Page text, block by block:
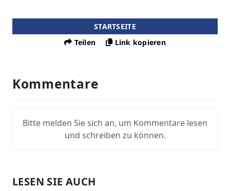
STARTSEITE
Teilen
Link kopieren
Kommentare
Bitte melden Sie sich an, um Kommentare lesen
und schreiben zu können.
LESEN SIE AUCH